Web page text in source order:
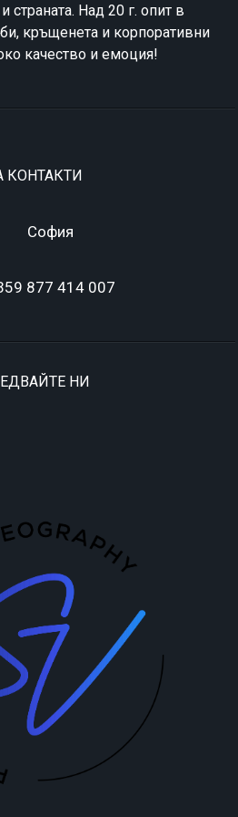
Над 20 г. опит в
кръщенета и корпоративни
качество и емоция!
КОНТАКТИ
София
877 414 007
НИ